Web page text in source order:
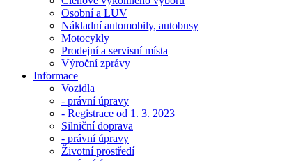
Osobní a LUV
Nákladní automobily, autobusy
Motocykly
Prodejní a servisní místa
Výroční zprávy
Informace
Vozidla
- právní úpravy
- Registrace od 1. 3. 2023
Silniční doprava
- právní úpravy
Životní prostředí